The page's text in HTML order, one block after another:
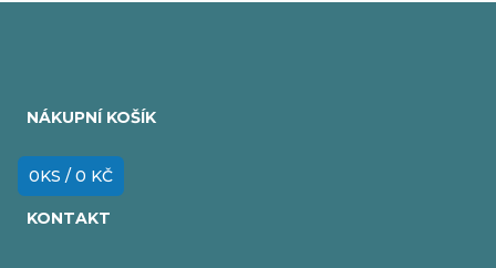
NÁKUPNÍ KOŠÍK
0KS / 0 KČ
KONTAKT